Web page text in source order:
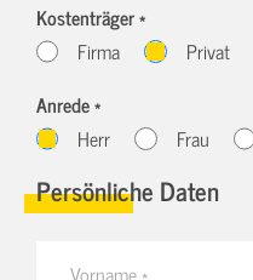
Kostenträger *
Firma
Privat
Anrede *
Herr
Frau
Persönliche Daten